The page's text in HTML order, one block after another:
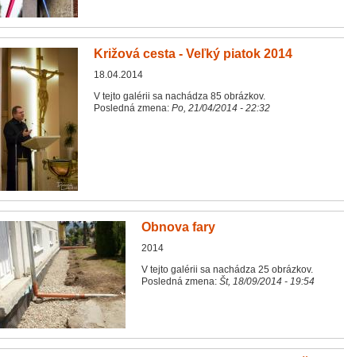
Križová cesta - Veľký piatok 2014
18.04.2014
V tejto galérii sa nachádza 85 obrázkov.
Posledná zmena: Po, 21/04/2014 - 22:32
Obnova fary
2014
V tejto galérii sa nachádza 25 obrázkov.
Posledná zmena: Št, 18/09/2014 - 19:54